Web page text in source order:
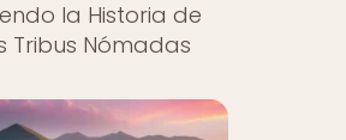
la Historia de
Tribus Nómadas